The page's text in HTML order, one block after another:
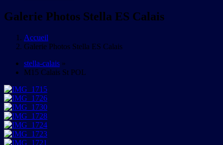
Galerie Photos Stella ES Calais
Accueil
Galerie Photos Stella ES Calais
stella-calais »
M15 Calais St POL